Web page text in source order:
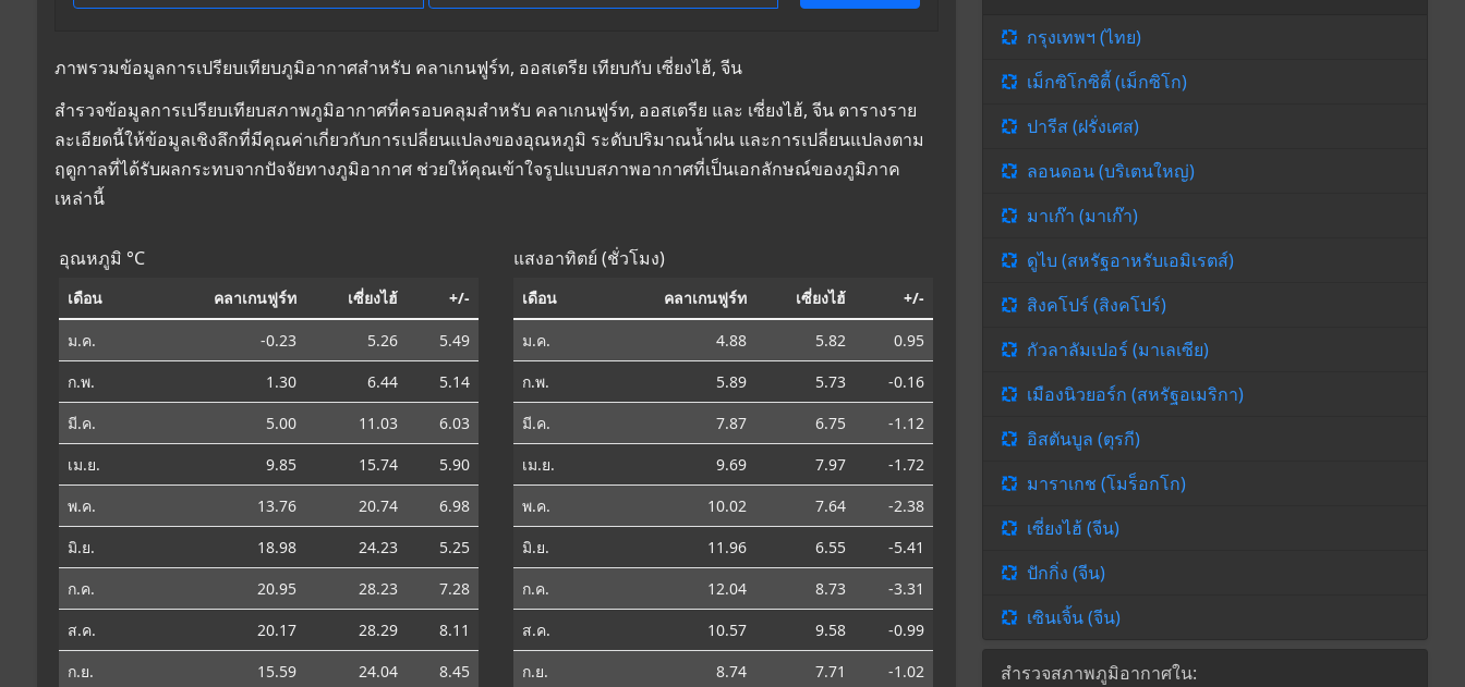
ภาพรวมข้อมูลการเปรียบเทียบภูมิอากาศสำหรับ คลาเกนฟูร์ท, ออสเตรีย เทียบกับ เซี่ยงไฮ้, จีน
สำรวจข้อมูลการเปรียบเทียบสภาพภูมิอากาศที่ครอบคลุมสำหรับ คลาเกนฟูร์ท, ออสเตรีย และ เซี่ยงไฮ้, จีน ตารางราย
ละเอียดนี้ให้ข้อมูลเชิงลึกที่มีคุณค่าเกี่ยวกับการเปลี่ยนแปลงของอุณหภูมิ ระดับปริมาณน้ำฝน และการเปลี่ยนแปลงตาม
ฤดูกาลที่ได้รับผลกระทบจากปัจจัยทางภูมิอากาศ ช่วยให้คุณเข้าใจรูปแบบสภาพอากาศที่เป็นเอกลักษณ์ของภูมิภาค
เหล่านี้
อุณหภูมิ °C
เดือน คลาเกนฟูร์ท เซี่ยงไฮ้ +/-
ม.ค. -0.23 5.26
5.49
ก.พ.
1.30 6.44
5.14
มี.ค.
5.00 11.03
6.03
เม.ย.
9.85 15.74
5.90
พ.ค.
13.76 20.74
6.98
มิ.ย.
18.98 24.23
5.25
ก.ค.
20.95 28.23
7.28
ส.ค.
20.17 28.29
8.11
ก.ย.
15.59 24.04
8.45
แสงอาทิตย์ (ชั่วโมง)
เดือน คลาเกนฟูร์ท เซี่ยงไฮ้ +/-
ม.ค. 4.88 5.82
0.95
ก.พ.
5.89 5.73
-0.16
มี.ค.
7.87 6.75
-1.12
เม.ย.
9.69 7.97
-1.72
พ.ค.
10.02 7.64
-2.38
มิ.ย.
11.96 6.55
-5.41
ก.ค.
12.04 8.73
-3.31
ส.ค.
10.57 9.58
-0.99
ก.ย.
8.74 7.71
-1.02
กรุงเทพฯ (ไทย)
เม็กซิโกซิตี้ (เม็กซิโก)
ปารีส (ฝรั่งเศส)
ลอนดอน (บริเตนใหญ่)
มาเก๊า (มาเก๊า)
ดูไบ (สหรัฐอาหรับเอมิเรตส์)
สิงคโปร์ (สิงคโปร์)
กัวลาลัมเปอร์ (มาเลเซีย)
เมืองนิวยอร์ก (สหรัฐอเมริกา)
อิสตันบูล (ตุรกี)
มาราเกช (โมร็อกโก)
เซี่ยงไฮ้ (จีน)
ปักกิ่ง (จีน)
เซินเจิ้น (จีน)
สำรวจสภาพภูมิอากาศใน: